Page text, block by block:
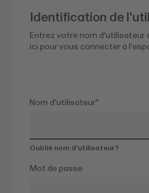
Identification de
Entrez votre nom d'utilisateur
ici pour vous connecter à
Nom d'utilisateur*
Oublié nom d'utilisateur?
Mot de passe